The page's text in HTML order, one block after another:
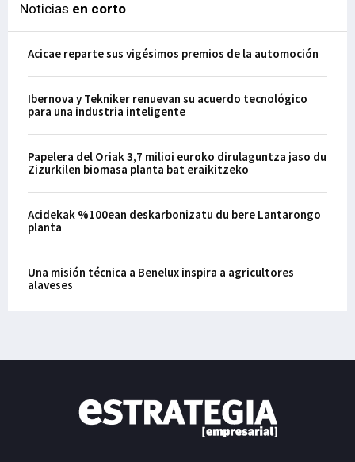
Noticias en corto
Acicae reparte sus vigésimos premios de la automoción
Ibernova y Tekniker renuevan su acuerdo tecnológico
para una industria inteligente
Papelera del Oriak 3,7 milioi euroko dirulaguntza jaso du
Zizurkilen biomasa planta bat eraikitzeko
Acidekak %100ean deskarbonizatu du bere Lantarongo
planta
Una misión técnica a Benelux inspira a agricultores
alaveses